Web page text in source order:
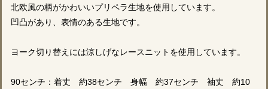
北欧風の柄がかわいいプリペラ生地を使用しています。
凹凸があり、表情のある生地です。
ヨーク切り替えには涼しげなレースニットを使用しています。
90センチ：着丈 約38センチ 身幅 約37センチ 袖丈 約10